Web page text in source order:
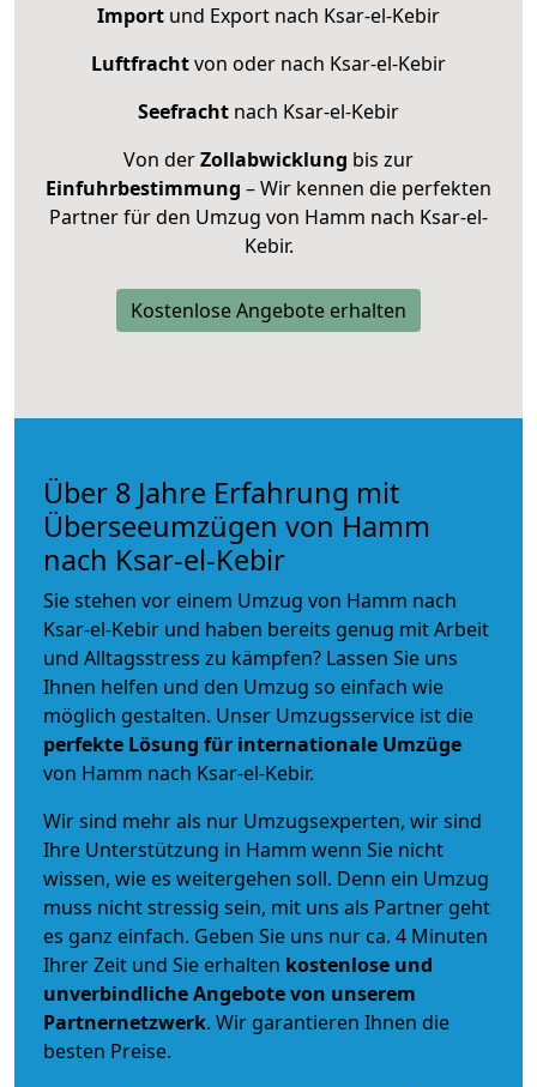
Import und Export nach Ksar-el-Kebir
Luftfrachtvon oder nach Ksar-el-Kebir
Seefracht nach Ksar-el-Kebir
Von derZollabwicklung bis zur
Einfuhrbestimmung – Wir kennen die perfekten
Partner für den Umzug von Hamm nach Ksar-el-
Kebir.
Kostenlose Angebote erhalten
Über 8 Jahre Erfahrung mit
Überseeumzügen von Hamm
nach Ksar-el-Kebir
Sie stehen vor einem Umzug von Hamm nach
Ksar-el-Kebir und haben bereits genug mit Arbeit
und Alltagsstress zu kämpfen? Lassen Sie uns
Ihnen helfen und den Umzug so einfach wie
möglich gestalten. Unser Umzugsservice ist die
perfekte Lösung für internationale Umzüge
von Hamm nach Ksar-el-Kebir.
Wir sind mehr als nur Umzugsexperten, wir sind
Ihre Unterstützung in Hamm wenn Sie nicht
wissen, wie es weitergehen soll. Denn ein Umzug
muss nicht stressig sein, mit uns als Partner geht
es ganz einfach. Geben Sie uns nur ca. 4 Minuten
Ihrer Zeit und Sie erhalten kostenlose und
unverbindlicheAngebote von unserem
Partnernetzwerk. Wir garantieren Ihnen die
besten Preise.